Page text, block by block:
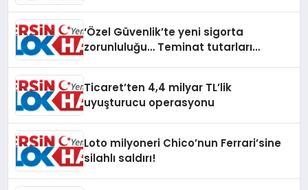
‘Özel Güvenlik’te yeni sigorta
zorunluluğu… Teminat tutarları
Ticaret’ten 4,4 milyar TL’lik
uyuşturucu operasyonu
Loto milyoneri Chico’nun Ferrari’sine
silahlı saldırı!